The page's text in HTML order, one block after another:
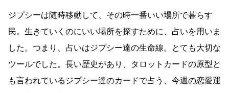
ジプシーは随時移動して、その時一番いい場所で暮らす
民。生きていくのにいい場所を探すために、占いを用いま
した。つまり、占いはジプシー達の生命線。とても大切な
ツールでした。長い歴史があり、タロットカードの原型と
も言われているジプシー達のカードで占う、今週の恋愛運